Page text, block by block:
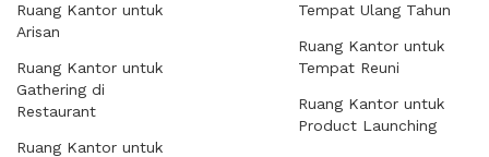
Ruang Kantor untuk
Arisan
Ruang Kantor untuk
Gathering di
Restaurant
Ruang Kantor untuk
Tempat Ulang Tahun
Ruang Kantor untuk
Tempat Reuni
Ruang Kantor untuk
Product Launching